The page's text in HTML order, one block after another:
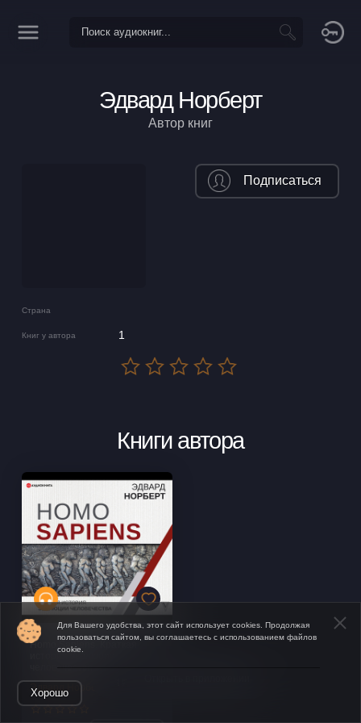
Эдвард Норберт
Автор книг
Страна
Книг у автора 1
Подписаться
Книги автора
Homo Sapiens. Краткая
история эволюции
Эдвард Норберт
Для Вашего удобства, этот сайт использует cookies. Продолжая
пользоваться сайтом, вы соглашаетесь с использованием файлов
cookie.
Хорошо